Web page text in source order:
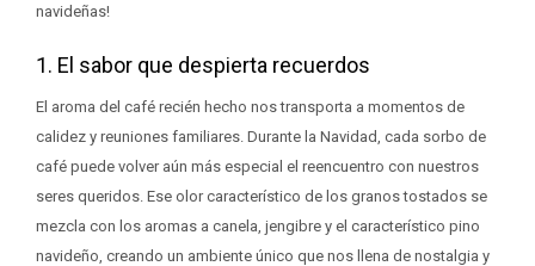
navideñas!
1. El sabor que despierta recuerdos
El aroma del café recién hecho nos transporta a momentos de
calidez y reuniones familiares. Durante la Navidad, cada sorbo de
café puede volver aún más especial el reencuentro con nuestros
seres queridos. Ese olor característico de los granos tostados se
mezcla con los aromas a canela, jengibre y el característico pino
navideño, creando un ambiente único que nos llena de nostalgia y